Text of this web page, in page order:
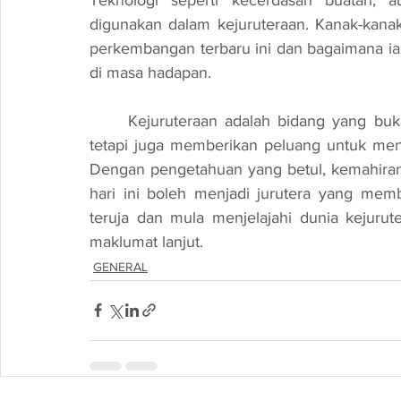
digunakan dalam kejuruteraan. Kanak-
perkembangan terbaru ini dan bagaimana
di masa hadapan.
tetapi juga memberikan peluang untuk
Dengan pengetahuan yang betul,
hari ini boleh menjadi jurutera yang
teruja dan mula menjelajahi dunia
maklumat lanjut.
GENERAL